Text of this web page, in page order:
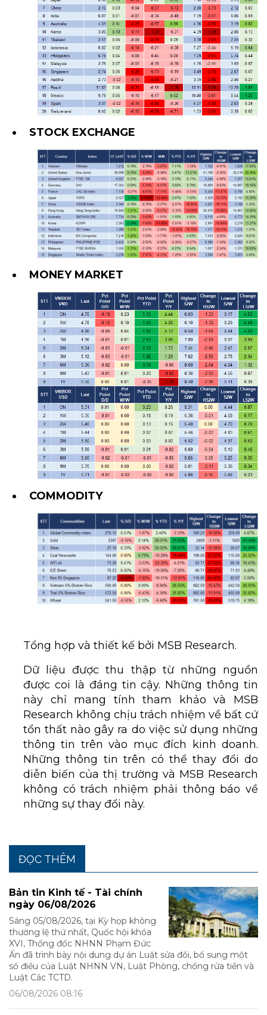
STOCK EXCHANGE
MONEY MARKET
COMMODITY
Tổng hợp và thiết kế bởi MSB Research.
Dữ liệu được thu thập từ những nguồn
được coi là đáng tin cậy. Những thông tin
này chỉ mang tính tham khảo và MSB
Research không chịu trách nhiệm về bất cứ
tổn thất nào gây ra do việc sử dụng những
thông tin trên vào mục đích kinh doanh.
Những thông tin trên có thể thay đổi do
diễn biến của thị trường và MSB Research
không có trách nhiệm phải thông báo về
những sự thay đổi này.
ĐỌC THÊM
Bản tin Kinh tế - Tài chính
ngày 06/08/2026
Sáng 05/08/2026, tại Kỳ họp không
thường lệ thứ nhất, Quốc hội khóa
XVI, Thống đốc NHNN Phạm Đức
Ấn đã trình bày nội dung dự án Luật sửa đổi, bổ sung một
số điều của Luật NHNN VN, Luật Phòng, chống rửa tiền và
Luật Các TCTD.
06/08/2026 08:16